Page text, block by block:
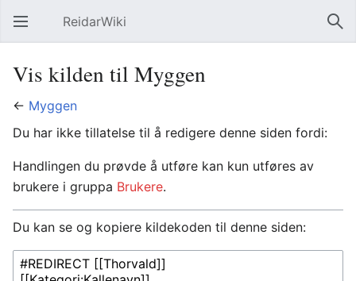
Åpne hovedmenyen ReidarWiki Søk
Vis kilden til Myggen
← Myggen
Du har ikke tillatelse til å redigere denne siden fordi:
Handlingen du prøvde å utføre kan kun utføres av
brukere i gruppa Brukere.
Du kan se og kopiere kildekoden til denne siden: